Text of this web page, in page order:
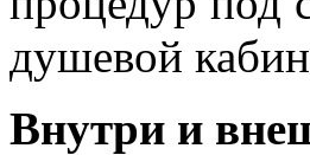
душевой
Внутри и